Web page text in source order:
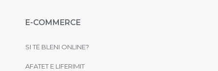
E-COMMERCE
SI TË BLENI ONLINE?
AFATET E LIFERIMIT